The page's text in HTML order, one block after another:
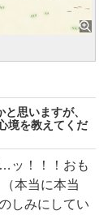
思いますが、
境を教えてくだ
！！！おも
本当に本当
しみにしてい